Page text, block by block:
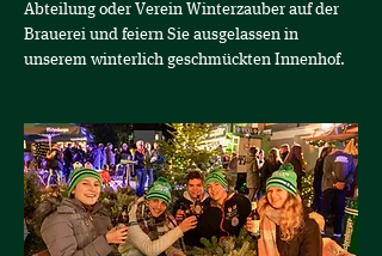
Abteilung oder Verein Winterzauber auf der
Brauerei und feiern Sie ausgelassen in
unserem winterlich geschmückten Innenhof.